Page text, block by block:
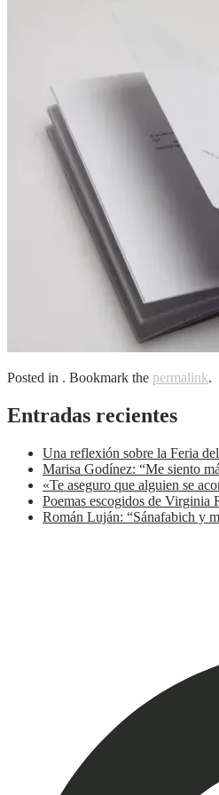
Posted in . Bookmark the permalink.
Entradas recientes
Una reflexión sobre la Feria
Marisa Godínez: “Me siento
«Te aseguro que alguien se
Poemas escogidos de Virginia
Román Luján: “Sánafabich y